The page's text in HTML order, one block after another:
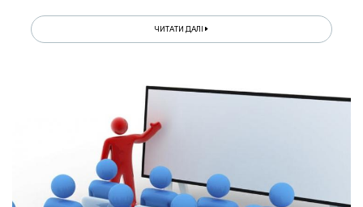
ЧИТАТИ ДАЛІ